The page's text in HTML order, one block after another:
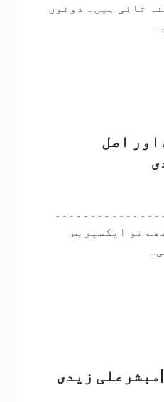
تائی ہیں۔ دونوں
اصل
تو ایکسپریس
زیدی